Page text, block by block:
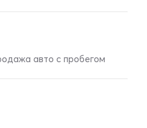
авто с пробегом